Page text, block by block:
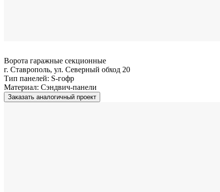
Ворота гаражные секционные
г. Ставрополь, ул. Северный обход 20
Тип панелей: S-гофр
Материал: Сэндвич-панели
Заказать аналогичный проект